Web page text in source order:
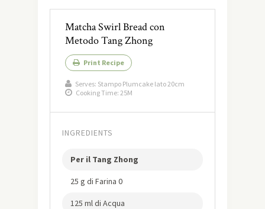
Matcha Swirl Bread con
Metodo Tang Zhong
Print Recipe
Serves: Stampo Plumcake lato 20cm
Cooking Time: 25M
INGREDIENTS
Per il Tang Zhong
25 g di Farina 0
125 ml di Acqua